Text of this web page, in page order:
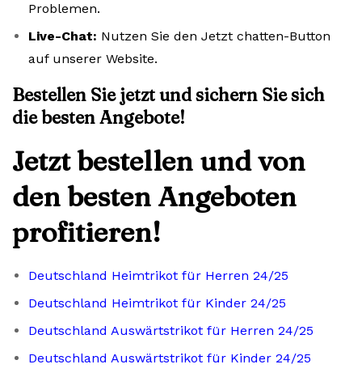
Problemen.
Live-Chat: Nutzen Sie den Jetzt chatten-Button
auf unserer Website.
Bestellen Sie jetzt und sichern Sie sich
die besten Angebote!
Jetzt bestellen und von
den besten Angeboten
profitieren!
Deutschland Heimtrikot für Herren 24/25
Deutschland Heimtrikot für Kinder 24/25
Deutschland Auswärtstrikot für Herren 24/25
Deutschland Auswärtstrikot für Kinder 24/25